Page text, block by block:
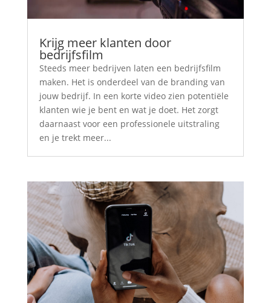
Krijg meer klanten door
bedrijfsfilm
Steeds meer bedrijven laten een bedrijfsfilm
maken. Het is onderdeel van de branding van
jouw bedrijf. In een korte video zien potentiële
klanten wie je bent en wat je doet. Het zorgt
daarnaast voor een professionele uitstraling
en je trekt meer...